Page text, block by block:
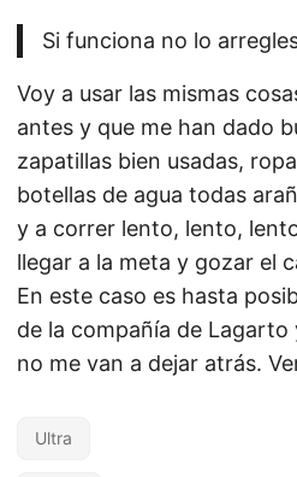
Si funciona no lo
Voy a usar las mismas
antes y que me han dado
zapatillas bien usadas,
botellas de agua todas
y a correr lento, lento,
llegar a la meta y gozar el
En este caso es hasta
de la compañía de Lagarto
no me van a dejar atrás.
Ultra